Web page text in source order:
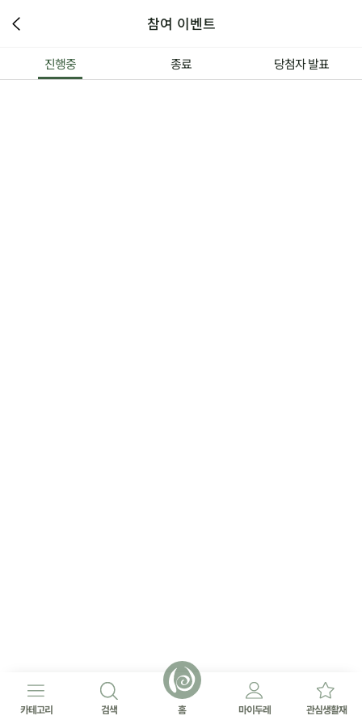
참여 이벤트
진행중 종료 당첨자 발표
카테고리 검색 홈 마이두레 관심생활재